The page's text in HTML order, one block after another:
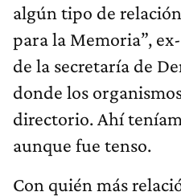
algún tipo de
para la Memoria”,
de la secretaría de
donde los
directorio. Ahí
aunque fue tenso.
Con quién más